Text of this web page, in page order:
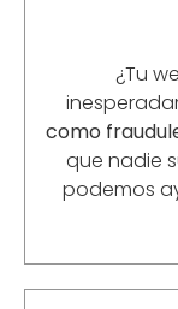
¿Tu
como
que nadie
podemos